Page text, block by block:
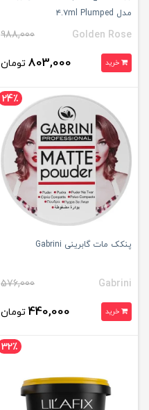
مدل ۴.۷ml Plumped
Golden Rose
988,000
خرید 803,000 تومان
24٪
پنکک مات گابرینی Gabrini
Gabrini
576,000
خرید 440,000 تومان
32٪